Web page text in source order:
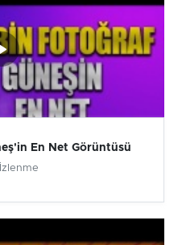
En Net Görüntüsü